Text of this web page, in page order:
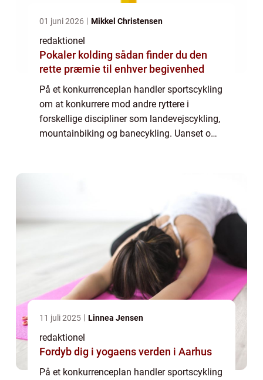
01 juni 2026 Mikkel Christensen
redaktionel
Pokaler kolding sådan finder du den
rette præmie til enhver begivenhed
På et konkurrenceplan handler sportscykling
om at konkurrere mod andre ryttere i
forskellige discipliner som landevejscykling,
mountainbiking og banecykling. Uanset om
11 juli 2025 Linnea Jensen
redaktionel
Fordyb dig i yogaens verden i Aarhus
På et konkurrenceplan handler sportscykling